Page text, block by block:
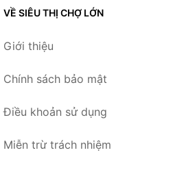
VỀ SIÊU THỊ CHỢ LỚN
Giới thiệu
Chính sách bảo mật
Điều khoản sử dụng
Miễn trừ trách nhiệm